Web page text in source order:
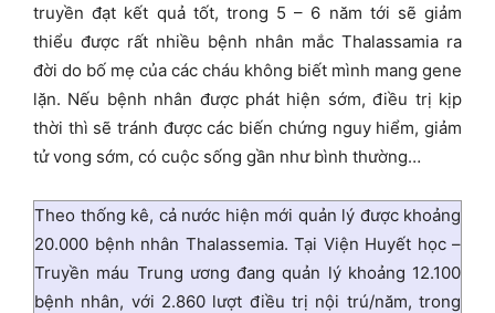
truyền đạt kết quả tốt, trong 5 – 6 năm tới sẽ giảm
thiểu được rất nhiều bệnh nhân mắc Thalassamia ra
đời do bố mẹ của các cháu không biết mình mang gene
lặn. Nếu bệnh nhân được phát hiện sớm, điều trị kịp
thời thì sẽ tránh được các biến chứng nguy hiểm, giảm
tử vong sớm, có cuộc sống gần như bình thường…
Theo thống kê, cả nước hiện mới quản lý được khoảng
20.000 bệnh nhân Thalassemia. Tại Viện Huyết học –
Truyền máu Trung ương đang quản lý khoảng 12.100
bệnh nhân, với 2.860 lượt điều trị nội trú/năm, trong